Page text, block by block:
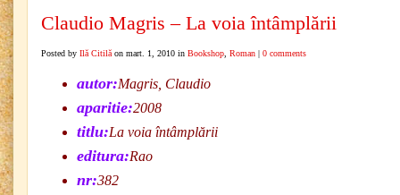
Claudio Magris – La voia întâmplării
Posted by Ilă Citilă on mart. 1, 2010 in Bookshop Roman | 0 comments
autor:Magris, Claudio
aparitie:2008
titlu:La voia întâmplării
editura:Rao
nr:382